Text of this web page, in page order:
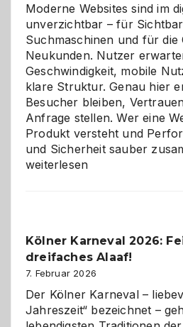
Moderne Websites sind im
unverzichtbar – für
Suchmaschinen und für die
Neukunden. Nutzer
Geschwindigkeit, mobile
klare Struktur. Genau hier
Besucher bleiben,
Anfrage stellen. Wer eine
Produkt versteht und
und Sicherheit sauber
weiterlesen
Kölner Karneval 2026:
dreifaches Alaaf!
7. Februar 2026
Der Kölner Karneval –
Jahreszeit“ bezeichnet –